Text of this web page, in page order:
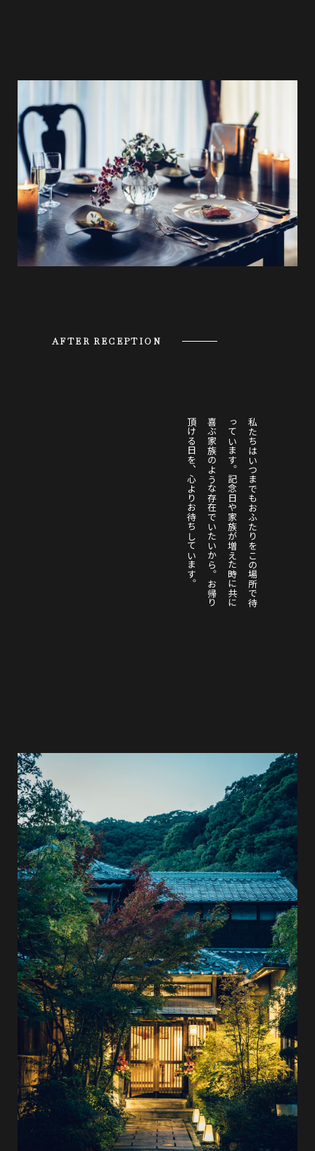
AFTER RECEPTION
私たちはいつまでも
お
ふ
た
り
を
こ
の
場
所
で
待
っ
て
い
ま
す
。
記念日や家族が増えた時に
共
に
喜
ぶ
家
族
の
よ
う
な
存
在
で
い
た
い
か
ら
。
お
帰
り
頂
け
る
日
を
、
心
よ
り
お
待
ち
し
て
い
ま
す
。